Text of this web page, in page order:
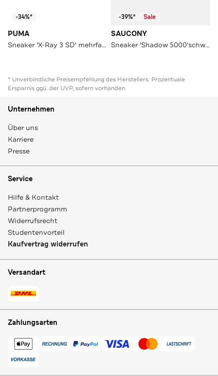
-34%*
PUMA
Sneaker 'X-Ray 3 SD' mehrfarbig
-39%* Sale
SAUCONY
Sneaker 'Shadow 5000'schwarz
* Unverbindliche Preisempfehlung des Herstellers. Prozentuale
Ersparnis ggü. der UVP, sofern vorhanden
Unternehmen
Über uns
Karriere
Presse
Service
Hilfe & Kontakt
Partnerprogramm
Widerrufsrecht
Studentenvorteil
Kaufvertrag widerrufen
Versandart
Zahlungsarten